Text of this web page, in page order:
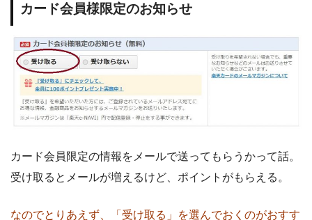
カード会員様限定のお知らせ
カード会員限定の情報をメールで送ってもらうかって話。
受け取るとメールが増えるけど、ポイントがもらえる。
なのでとりあえず、「受け取る」を選んでおくのがおすす